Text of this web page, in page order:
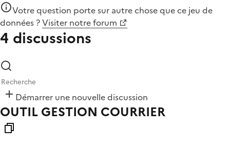
Votre question porte sur autre chose quece jeu de
données ?Visiter notre forum
4 discussions
Démarrer une nouvelle discussion
OUTIL GESTION COURRIER